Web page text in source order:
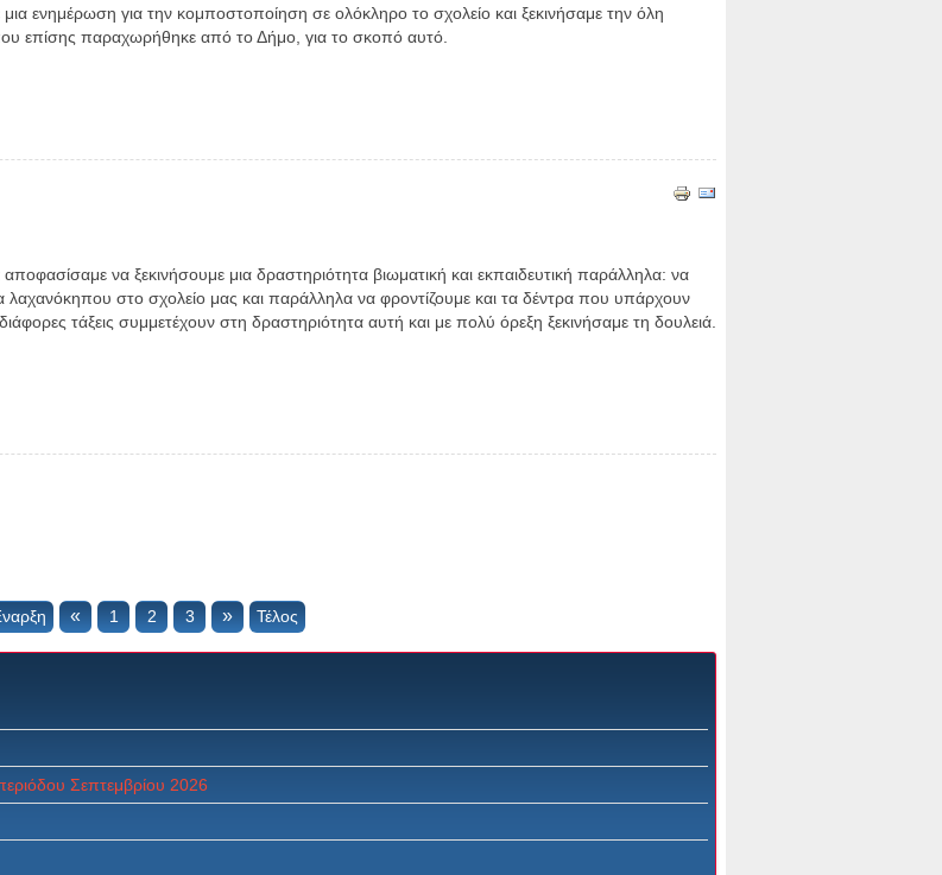
μια ενημέρωση για την κομποστοποίηση σε ολόκληρο το σχολείο και ξεκινήσαμε την όλη
επίσης παραχωρήθηκε από το Δήμο, για το σκοπό αυτό.
αποφασίσαμε να ξεκινήσουμε μια δραστηριότητα βιωματική και εκπαιδευτική παράλληλα: να
λαχανόκηπου στο σχολείο μας και παράλληλα να φροντίζουμε και τα δέντρα που υπάρχουν
τάξεις συμμετέχουν στη δραστηριότητα αυτή και με πολύ όρεξη ξεκινήσαμε τη δουλειά.
« 1 2 3 » Τέλος
Σεπτεμβρίου 2026